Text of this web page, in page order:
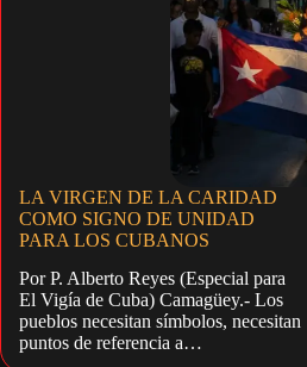
LA VIRGEN DE LA CARIDAD
COMO SIGNO DE UNIDAD
PARA LOS CUBANOS
Por P. Alberto Reyes (Especial para
El Vigía de Cuba) Camagüey.- Los
pueblos necesitan símbolos, necesitan
puntos de referencia a…